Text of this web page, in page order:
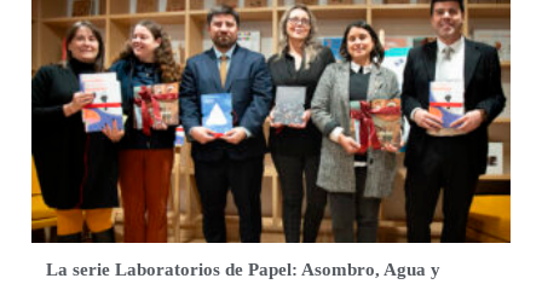
La serie Laboratorios de Papel: Asombro, Agua y